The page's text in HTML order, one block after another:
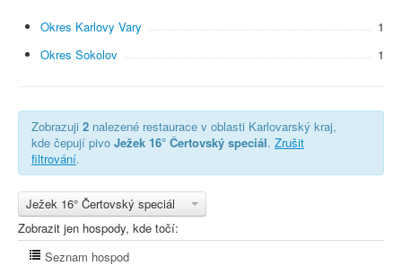
Okres Karlovy Vary
1
Okres Sokolov
1
Zobrazuji 2 nalezené restaurace v oblasti Karlovarský kraj,
kde čepují pivo Ježek 16° Čertovský speciál. Zrušit
filtrování.
Ježek 16° Čertovský speciál
Zobrazit jen hospody, kde točí:
Seznam hospod